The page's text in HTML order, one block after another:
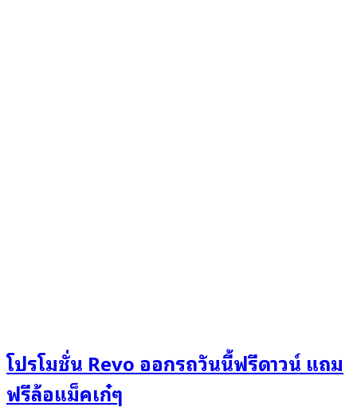
โปรโมชั่น Revo ออกรถวันนี้ฟรีดาวน์ แถม
ฟรีล้อแม็คเก๋ๆ